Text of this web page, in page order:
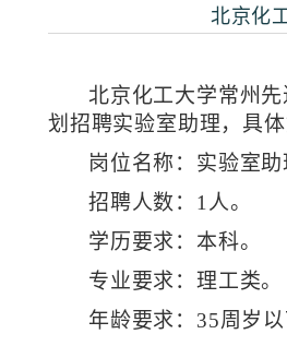
北京化
北京化工大学常州
划招聘实验室助理，具体
岗位名称：实验室助
招聘人数： 1 人。
学历要求：本科。
专业要求：理工类。
年龄要求： 35周岁以